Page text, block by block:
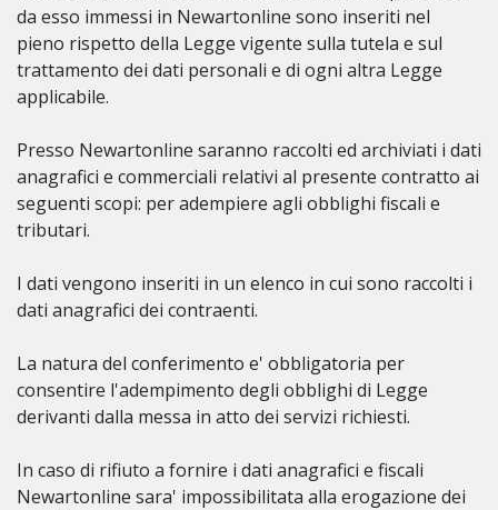
da esso immessi in Newartonline sono inseriti nel
pieno rispetto della Legge vigente sulla tutela e sul
trattamento dei dati personali e di ogni altra Legge
applicabile.
Presso Newartonline saranno raccolti ed archiviati i dati
anagrafici e commerciali relativi al presente contratto ai
seguenti scopi: per adempiere agli obblighi fiscali e
tributari.
I dati vengono inseriti in un elenco in cui sono raccolti i
dati anagrafici dei contraenti.
La natura del conferimento e' obbligatoria per
consentire l'adempimento degli obblighi di Legge
derivanti dalla messa in atto dei servizi richiesti.
In caso di rifiuto a fornire i dati anagrafici e fiscali
Newartonline sara' impossibilitata alla erogazione dei